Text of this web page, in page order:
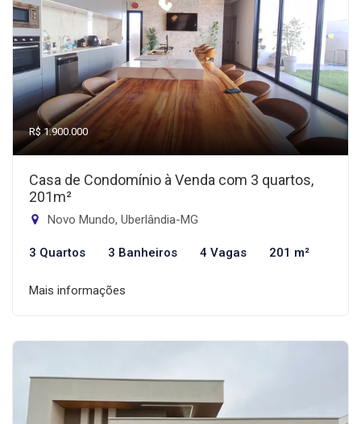
R$ 1.900.000
Casa de Condomínio à Venda com 3 quartos,
201m²
Novo Mundo, Uberlândia-MG
3 Quartos 3 Banheiros 4 Vagas 201 m²
Mais informações